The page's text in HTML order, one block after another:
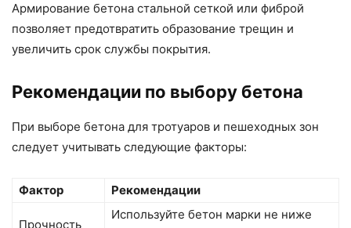
Армирование бетона стальной сеткой или фиброй
позволяет предотвратить образование трещин и
увеличить срок службы покрытия.
Рекомендации по выбору бетона
При выборе бетона для тротуаров и пешеходных зон
следует учитывать следующие факторы:
Фактор Рекомендации
Прочность
Используйте бетон марки не ниже